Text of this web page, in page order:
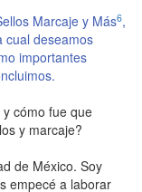
Marcaje y Más6,
cual deseamos
importantes
cómo fue que
y marcaje?
de México. Soy
empecé a laborar